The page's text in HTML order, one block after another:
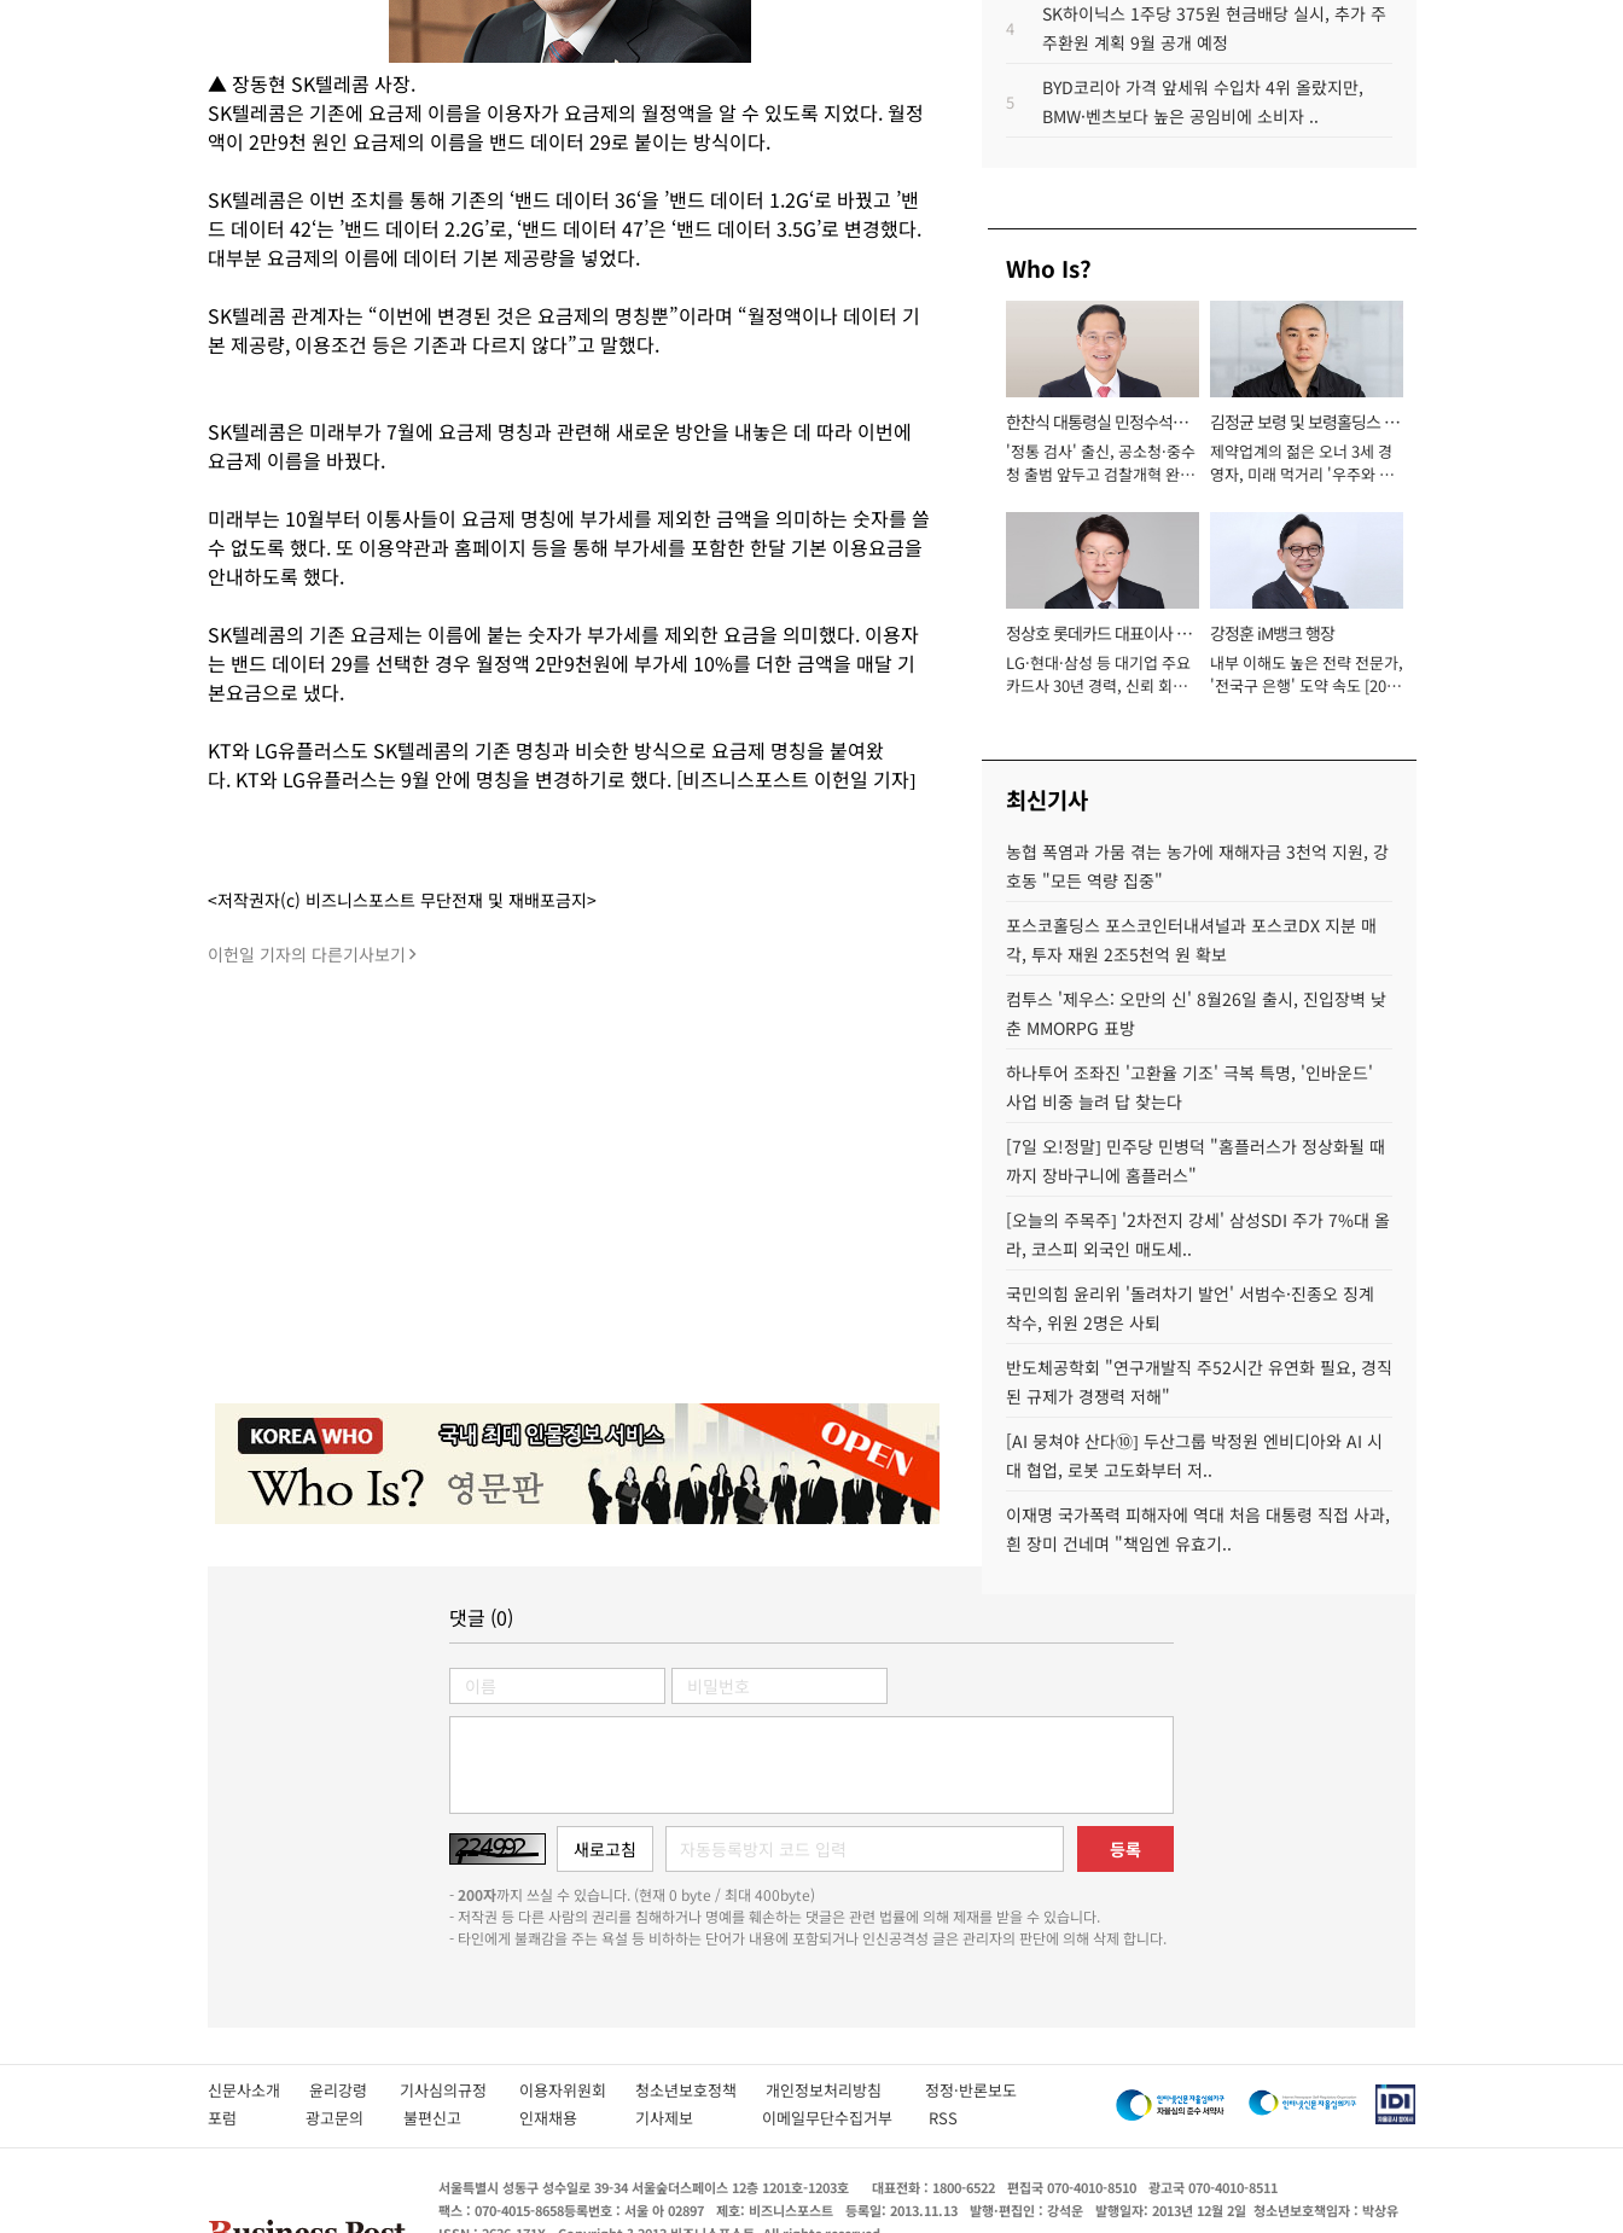
▲ 장동현 SK텔레콤 사장.
SK텔레콤은 기존에 요금제 이름을 이용자가 요금제의 월정액을 알 수 있도록 지었다. 월정
액이 2만9천 원인 요금제의 이름을 밴드 데이터 29로 붙이는 방식이다.
SK텔레콤은 이번 조치를 통해 기존의 ‘밴드 데이터 36‘을 ’밴드 데이터 1.2G‘로 바꿨고 ’밴
드 데이터 42‘는 ’밴드 데이터 2.2G’로, ‘밴드 데이터 47’은 ‘밴드 데이터 3.5G’로 변경했다.
대부분 요금제의 이름에 데이터 기본 제공량을 넣었다.
SK텔레콤 관계자는 “이번에 변경된 것은 요금제의 명칭뿐”이라며 “월정액이나 데이터 기
본 제공량, 이용조건 등은 기존과 다르지 않다”고 말했다.
SK텔레콤은 미래부가 7월에 요금제 명칭과 관련해 새로운 방안을 내놓은 데 따라 이번에
요금제 이름을 바꿨다.
미래부는 10월부터 이통사들이 요금제 명칭에 부가세를 제외한 금액을 의미하는 숫자를 쓸
수 없도록 했다. 또 이용약관과 홈페이지 등을 통해 부가세를 포함한 한달 기본 이용요금을
안내하도록 했다.
SK텔레콤의 기존 요금제는 이름에 붙는 숫자가 부가세를 제외한 요금을 의미했다. 이용자
는 밴드 데이터 29를 선택한 경우 월정액 2만9천원에 부가세 10%를 더한 금액을 매달 기
본요금으로 냈다.
KT와 LG유플러스도 SK텔레콤의 기존 명칭과 비슷한 방식으로 요금제 명칭을 붙여왔
다. KT와 LG유플러스는 9월 안에 명칭을 변경하기로 했다. [비즈니스포스트 이헌일 기자]
<저작권자(c) 비즈니스포스트 무단전재 및 재배포금지>
이헌일 기자의 다른기사보기
4
SK하이닉스 1주당 375원 현금배당 실시, 추가 주
주환원 계획 9월 공개 예정
5
BYD코리아 가격 앞세워 수입차 4위 올랐지만,
BMW·벤츠보다 높은 공임비에 소비자 ..
Who Is?
한찬식 대통령실 민정수석비
서관
'정통 검사' 출신, 공소청·중수
청 출범 앞두고 검찰개혁 완수
김정균 보령 및 보령홀딩스 대
표이사 사장
제약업계의 젊은 오너 3세 경
영자, 미래 먹거리 '우주와 헬
정상호 롯데카드 대표이사 사
장
LG·현대·삼성 등 대기업 주요
카드사 30년 경력, 신뢰 회복
강정훈 iM뱅크 행장
내부 이해도 높은 전략 전문가,
'전국구 은행' 도약 속도 [2026
최신기사
농협 폭염과 가뭄 겪는 농가에 재해자금 3천억 지원, 강
호동 "모든 역량 집중"
포스코홀딩스 포스코인터내셔널과 포스코DX 지분 매
각, 투자 재원 2조5천억 원 확보
컴투스 '제우스: 오만의 신' 8월26일 출시, 진입장벽 낮
춘 MMORPG 표방
하나투어 조좌진 '고환율 기조' 극복 특명, '인바운드'
사업 비중 늘려 답 찾는다
[7일 오!정말] 민주당 민병덕 "홈플러스가 정상화될 때
까지 장바구니에 홈플러스"
[오늘의 주목주] '2차전지 강세' 삼성SDI 주가 7%대 올
라, 코스피 외국인 매도세..
국민의힘 윤리위 '돌려차기 발언' 서범수·진종오 징계
착수, 위원 2명은 사퇴
반도체공학회 "연구개발직 주52시간 유연화 필요, 경직
된 규제가 경쟁력 저해"
[AI 뭉쳐야 산다⑩] 두산그룹 박정원 엔비디아와 AI 시
대 협업, 로봇 고도화부터 저..
이재명 국가폭력 피해자에 역대 처음 대통령 직접 사과,
흰 장미 건네며 "책임엔 유효기..
댓글 (0)
등록
-200자까지 쓰실 수 있습니다. (현재 0 byte / 최대 400byte)
- 저작권 등 다른 사람의 권리를 침해하거나 명예를 훼손하는 댓글은 관련 법률에 의해 제재를 받을 수 있습니다.
- 타인에게 불쾌감을 주는 욕설 등 비하하는 단어가 내용에 포함되거나 인신공격성 글은 관리자의 판단에 의해 삭제 합니다.
신문사소개 윤리강령 기사심의규정 이용자위원회 청소년보호정책 개인정보처리방침 정정·반론보도
포럼
광고문의 불편신고 인재채용 기사제보 이메일무단수집거부 RSS
서울특별시 성동구 성수일로 39-34 서울숲더스페이스 12층 1201호-1203호 대표전화 : 1800-6522 편집국 070-4010-8510
광고국 070-4010-8511
팩스 : 070-4015-8658등록번호 : 서울 아 02897 제호: 비즈니스포스트 등록일: 2013.11.13 발행·편집인 : 강석운 발행일자: 2013년 12월 2일 청소년보호책임자 : 박상유